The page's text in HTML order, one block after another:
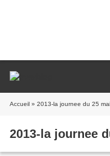
Accueil » 2013-la journee du 25
2013-la journee